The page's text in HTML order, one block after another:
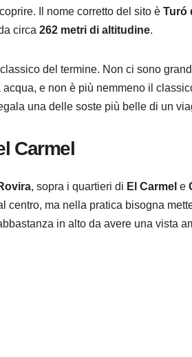
Il nome corretto del sito è Turó
circa 262 metri di altitudine.
del termine. Non ci sono
e non è più nemmeno il
una delle soste più belle di un
Carmel
, sopra i quartieri di El Carmel e
centro, ma nella pratica bisogna
in alto da avere una vista